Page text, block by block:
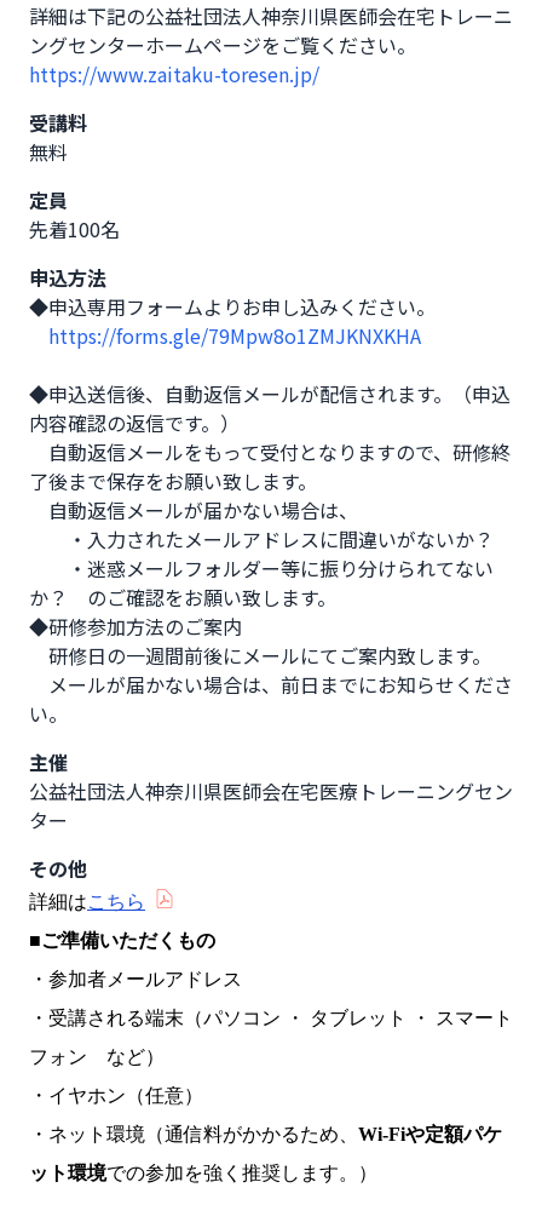
詳細は下記の公益社団法人神奈川県医師会在宅トレーニ
https://www.zaitaku-toresen.jp/
受講料
無料
定員
先着100名
申込方法
◆申込専用フォームよりお申し込みください。
https://forms.gle/79Mpw8o1ZMJKNXKHA
◆申込送信後、自動返信メールが配信されます。（申込
内容確認の返信です。）
自動返信メールをもって受付となりますので、研修終
了後まで保存をお願い致します。
自動返信メールが届かない場合は、
・入力されたメールアドレスに間違いがないか？
・迷惑メールフォルダー等に振り分けられてない
か？　のご確認をお願い致します。
◆研修参加方法のご案内
研修日の一週間前後にメールにてご案内致します。
メールが届かない場合は、前日までにお知らせくださ
い。
主催
公益社団法人神奈川県医師会在宅医療トレーニングセン
ター
その他
詳細はこちら
■ご準備いただくもの
・参加者メールアドレス
・受講される端末（パソコン ・ タブレット ・ スマート
フォン など）
・イヤホン（任意）
・ネット環境（通信料がかかるため、 Wi-Fiや定額パケ
ット環境での参加を強く推奨します。）